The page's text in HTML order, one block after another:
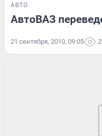
АВТО
АвтоВАЗ
21 сентября, 2010, 09:05